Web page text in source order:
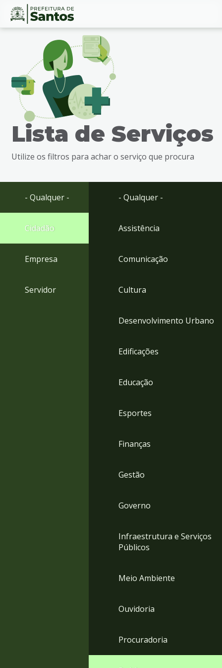
Ir
busca
Ir
rodapé
Conteúdo
Lista de Serviços
Utilize os filtros para achar o serviço que procura
- Qualquer -
Cidadão
Empresa
Servidor
- Qualquer -
Assistência
Comunicação
Cultura
Desenvolvimento Urbano
Edificações
Educação
Esportes
Finanças
Gestão
Governo
Infraestrutura e Serviços
Públicos
Meio Ambiente
Ouvidoria
Procuradoria